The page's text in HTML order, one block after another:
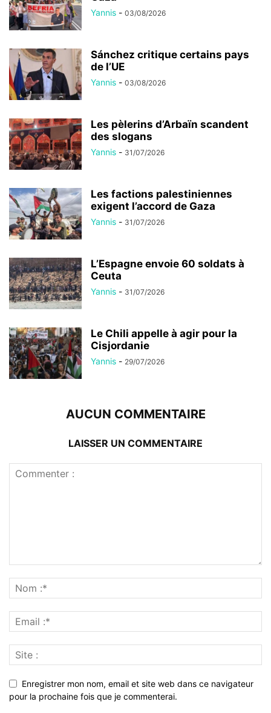
Yannis - 03/08/2026
Sánchez critique certains pays
de l’UE
Yannis - 03/08/2026
Les pèlerins d’Arbaïn scandent
des slogans
Yannis - 31/07/2026
Les factions palestiniennes
exigent l’accord de Gaza
Yannis - 31/07/2026
L’Espagne envoie 60 soldats à
Ceuta
Yannis - 31/07/2026
Le Chili appelle à agir pour la
Cisjordanie
Yannis - 29/07/2026
AUCUN COMMENTAIRE
LAISSER UN COMMENTAIRE
Enregistrer mon nom, email et site web dans ce navigateur
pour la prochaine fois que je commenterai.